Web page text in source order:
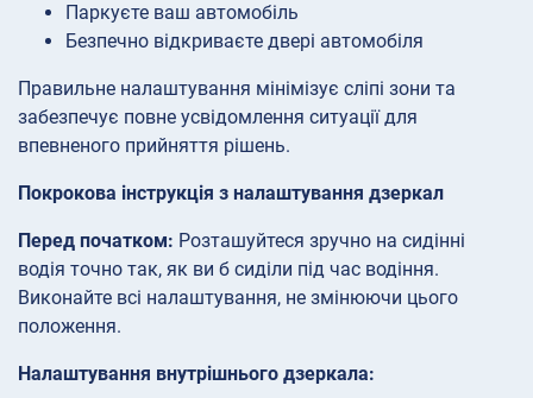
Паркуєте ваш автомобіль
Безпечно відкриваєте двері автомобіля
Правильне налаштування мінімізує сліпі зони та
забезпечує повне усвідомлення ситуації для
впевненого прийняття рішень.
Покрокова інструкція з налаштування дзеркал
Перед початком: Розташуйтеся зручно на сидінні
водія точно так, як ви б сиділи під час водіння.
Виконайте всі налаштування, не змінюючи цього
положення.
Налаштування внутрішнього дзеркала: